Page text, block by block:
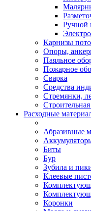
Ручной
Карнизы
Опоры,
Паяльное
Пожарное
Сварка
Средства
Стремянки,
Расходные
Абразивные
Биты
Бур
Зубила и
Клеевые
Коронки